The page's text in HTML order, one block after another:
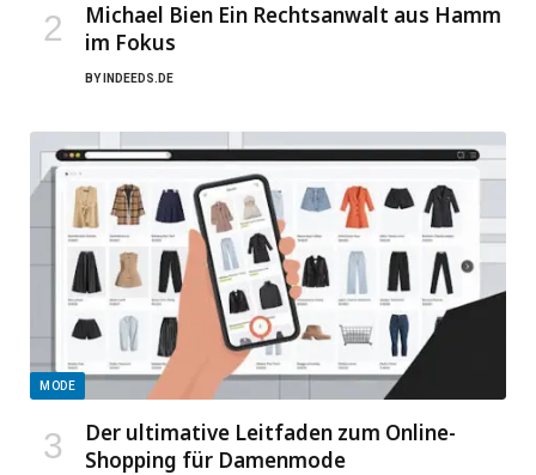
Michael Bien Ein Rechtsanwalt aus Hamm
im Fokus
BY INDEEDS.DE
MODE
Der ultimative Leitfaden zum Online-
Shopping für Damenmode